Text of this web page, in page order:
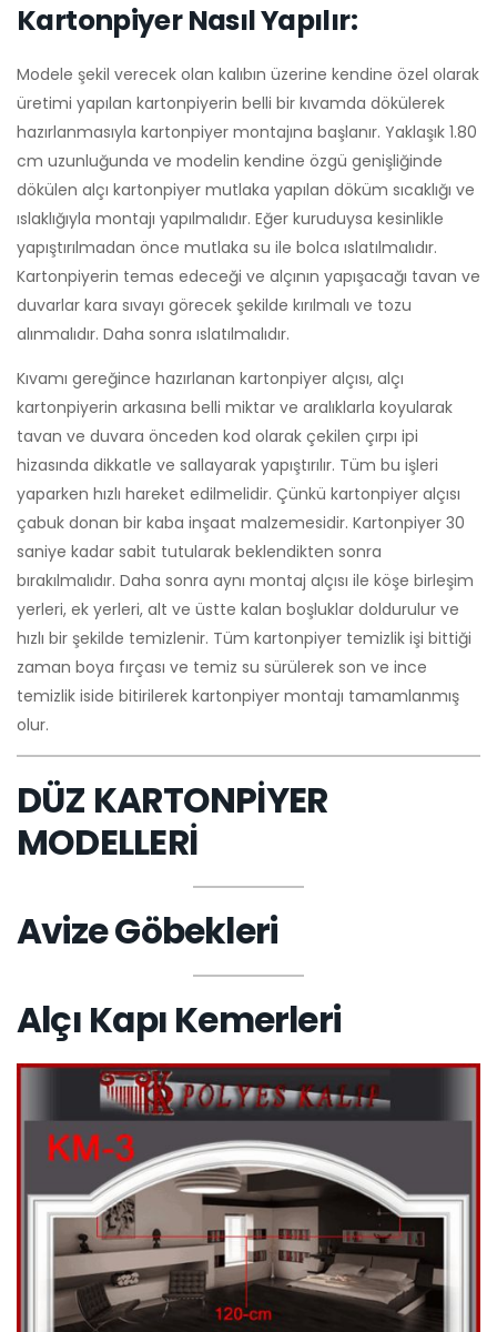
Kartonpiyer Nasıl Yapılır:
Modele şekil verecek olan kalıbın üzerine kendine özel olarak
üretimi yapılan kartonpiyerin belli bir kıvamda dökülerek
hazırlanmasıyla kartonpiyer montajına başlanır. Yaklaşık 1.80
cm uzunluğunda ve modelin kendine özgü genişliğinde
dökülen alçı kartonpiyer mutlaka yapılan döküm sıcaklığı ve
ıslaklığıyla montajı yapılmalıdır. Eğer kuruduysa kesinlikle
yapıştırılmadan önce mutlaka su ile bolca ıslatılmalıdır.
Kartonpiyerin temas edeceği ve alçının yapışacağı tavan ve
duvarlar kara sıvayı görecek şekilde kırılmalı ve tozu
alınmalıdır. Daha sonra ıslatılmalıdır.
Kıvamı gereğince hazırlanan kartonpiyer alçısı, alçı
kartonpiyerin arkasına belli miktar ve aralıklarla koyularak
tavan ve duvara önceden kod olarak çekilen çırpı ipi
hizasında dikkatle ve sallayarak yapıştırılır. Tüm bu işleri
yaparken hızlı hareket edilmelidir. Çünkü kartonpiyer alçısı
çabuk donan bir kaba inşaat malzemesidir. Kartonpiyer 30
saniye kadar sabit tutularak beklendikten sonra
bırakılmalıdır. Daha sonra aynı montaj alçısı ile köşe birleşim
yerleri, ek yerleri, alt ve üstte kalan boşluklar doldurulur ve
hızlı bir şekilde temizlenir. Tüm kartonpiyer temizlik işi bittiği
zaman boya fırçası ve temiz su sürülerek son ve ince
temizlik iside bitirilerek kartonpiyer montajı tamamlanmış
olur.
DÜZ KARTONPİYER
MODELLERİ
Avize Göbekleri
Alçı Kapı Kemerleri